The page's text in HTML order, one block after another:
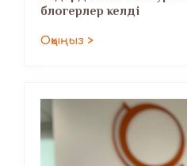
блогерлер келді
Оқыңыз >